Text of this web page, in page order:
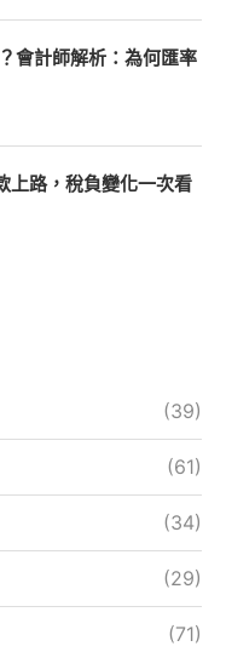
會計師解析：為何匯率
上路，稅負變化一次看
(39)
(61)
(34)
(29)
(71)